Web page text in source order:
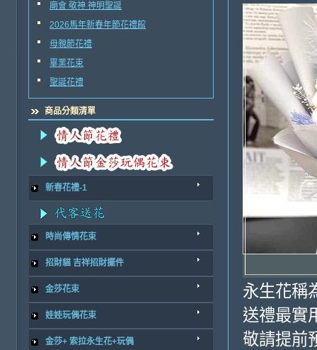
廟會 敬神 神明聖誕
2026馬年新春年節花禮館
母親節花禮
畢業花束
聖誕花禮
商品分類清單
新春花禮-1
時尚傳情花束
招財貓 吉祥招財擺件
金莎花束
娃娃玩偶花束
金莎+ 索拉永生花+玩偶
永生花稱
送禮最實
敬請提前